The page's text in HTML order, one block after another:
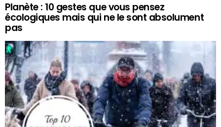
Planète : 10 gestes que vous pensez
écologiques mais qui ne le sont absolument
pas